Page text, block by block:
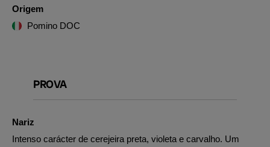
Origem
Pomino DOC
PROVA
Nariz
Intenso carácter de cerejeira preta, violeta e carvalho. Um